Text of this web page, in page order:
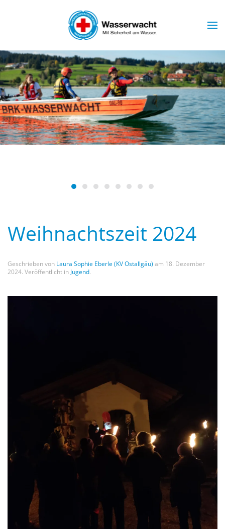
Skip to main content
Wasserwacht Marktoberdorf
Weihnachtszeit 2024
Geschrieben von Laura Sophie Eberle (KV Ostallgäu) am 18. Dezember
2024. Veröffentlicht in Jugend.